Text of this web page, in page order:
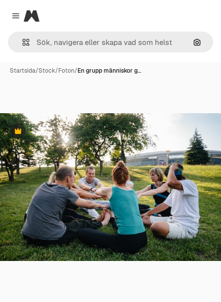
Close menu
Magnific
Sök
Startsida/Stock/Foton/En grupp människor g…
Premie